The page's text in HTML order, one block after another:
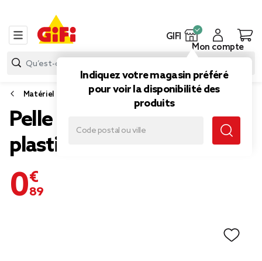
GIFI
Indiquez votre magasin préféré
pour voir la disponibilité des
produits
Mon compte
Matériel de jardinage, arrosage
Pelle avec râteau à main
plastique noir
0,89 €